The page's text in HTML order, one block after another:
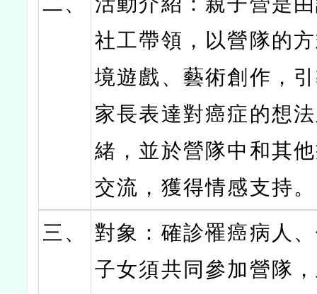
社工帶領，以營隊的
境遊戲、藝術創作，
家長表達對癌症的想
緒，並於營隊中和其
交流，獲得情感支持。
三、
對象：確診罹癌病人
子女須共同參加營隊